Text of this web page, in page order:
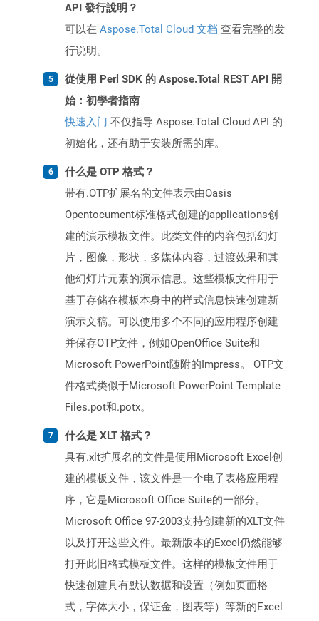
API 發行說明？
可以在 Aspose.Total Cloud 文档 查看完整的发
行说明。
從使用 Perl SDK 的 Aspose.Total REST API 開
始：初學者指南
快速入门 不仅指导 Aspose.Total Cloud API 的
初始化，还有助于安装所需的库。
什么是 OTP 格式？
带有.OTP扩展名的文件表示由Oasis
Opentocument标准格式创建的applications创
建的演示模板文件。此类文件的内容包括幻灯
片，图像，形状，多媒体内容，过渡效果和其
他幻灯片元素的演示信息。这些模板文件用于
基于存储在模板本身中的样式信息快速创建新
演示文稿。可以使用多个不同的应用程序创建
并保存OTP文件，例如OpenOffice Suite和
Microsoft PowerPoint随附的Impress。 OTP文
件格式类似于Microsoft PowerPoint Template
Files.pot和.potx。
什么是 XLT 格式？
具有.xlt扩展名的文件是使用Microsoft Excel创
建的模板文件，该文件是一个电子表格应用程
序，它是Microsoft Office Suite的一部分。
Microsoft Office 97-2003支持创建新的XLT文件
以及打开这些文件。最新版本的Excel仍然能够
打开此旧格式模板文件。这样的模板文件用于
快速创建具有默认数据和设置（例如页面格
式，字体大小，保证金，图表等）等新的Excel